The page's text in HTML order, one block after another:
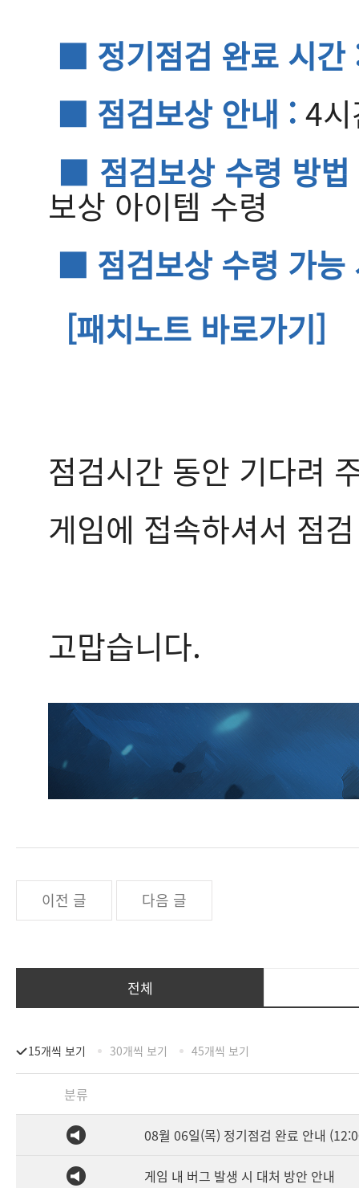
■ 정기점검 완료 시간
■ 점검보상 안내 : 4
■ 점검보상 수령 방
보상 아이템 수령
■ 점검보상 수령 가능
[패치노트 바로가기]
점검시간 동안 기다려
게임에 접속하셔서 점
고맙습니다.
이전 글 다음 글
전체
15개씩 보기 30개씩 보기 45개씩 보기
분류
08월 06일(목) 정기점검 완료 안내
게임 내 버그 발생 시 대처 방안 안내